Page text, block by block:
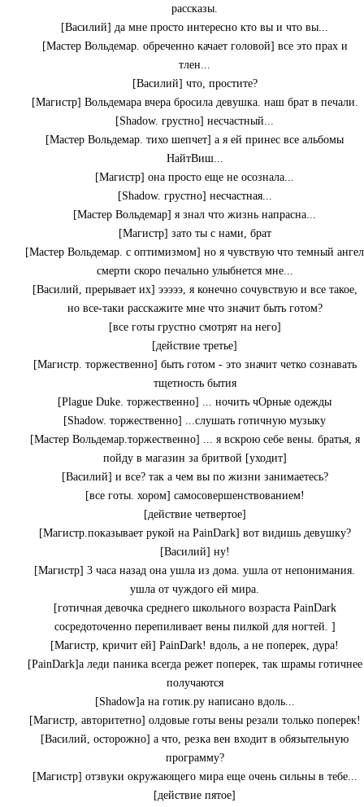
рассказы.
[Василий] да мне просто интересно кто вы и что вы...
[Мастер Вольдемар. обреченно качает головой] все это прах и
тлен...
[Василий] что, простите?
[Магистр] Вольдемара вчера бросила девушка. наш брат в печали.
[Shadow. грустно] несчастный...
[Мастер Вольдемар. тихо шепчет] а я ей принес все альбомы
НайтВиш...
[Магистр] она просто еще не осознала...
[Shadow. грустно] несчастная...
[Мастер Вольдемар] я знал что жизнь напрасна...
[Магистр] зато ты с нами, брат
[Мастер Вольдемар. с оптимизмом] но я чувствую что темный ангел
смерти скоро печально улыбнется мне...
[Василий, прерывает их] эээээ, я конечно сочувствую и все такое,
но все-таки расскажите мне что значит быть готом?
[все готы грустно смотрят на него]
[действие третье]
[Магистр. торжественно] быть готом - это значит четко сознавать
тщетность бытия
[Plague Duke. торжественно] ... ночить чОрные одежды
[Shadow. торжественно] ...слушать готичную музыку
[Мастер Вольдемар.торжественно] ... я вскрою себе вены. братья, я
пойду в магазин за бритвой [уходит]
[Василий] и все? так а чем вы по жизни занимаетесь?
[все готы. хором] самосовершенствованием!
[действие четвертое]
[Магистр.показывает рукой на PainDark] вот видишь девушку?
[Василий] ну!
[Магистр] 3 часа назад она ушла из дома. ушла от непонимания.
ушла от чуждого ей мира.
[готичная девочка среднего школьного возраста PainDark
сосредоточенно перепиливает вены пилкой для ногтей. ]
[Магистр, кричит ей] PainDark! вдоль, а не поперек, дура!
[PainDark]а леди паника всегда режет поперек, так шрамы готичнее
получаются
[Shadow]а на готик.ру написано вдоль...
[Магистр, авторитетно] олдовые готы вены резали только поперек!
[Василий, осторожно] а что, резка вен входит в обязытельную
программу?
[Магистр] отзвуки окружающего мира еще очень сильны в тебе...
[действие пятое]